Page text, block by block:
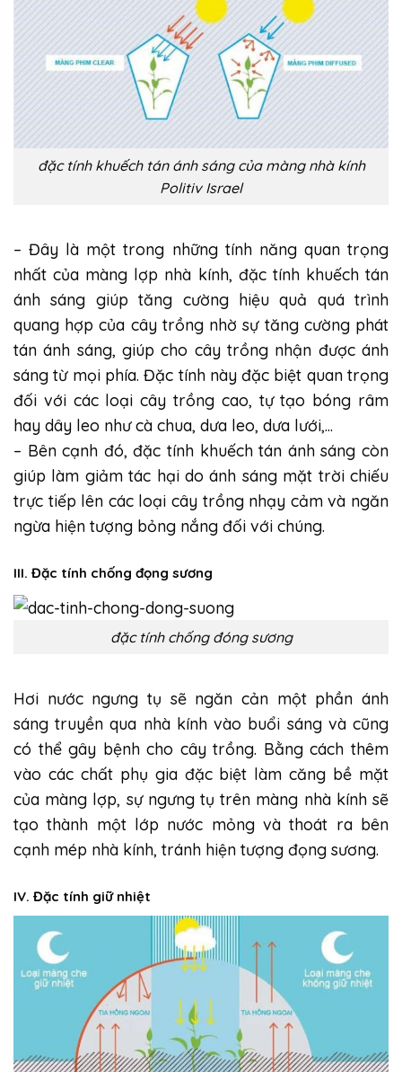
đặc tính khuếch tán ánh sáng của màng nhà kính
Politiv Israel
– Đây là một trong những tính năng quan trọng
nhất của màng lợp nhà kính, đặc tính khuếch tán
ánh sáng giúp tăng cường hiệu quả quá trình
quang hợp của cây trồng nhờ sự tăng cường phát
tán ánh sáng, giúp cho cây trồng nhận được ánh
sáng từ mọi phía. Đặc tính này đặc biệt quan trọng
đối với các loại cây trồng cao, tự tạo bóng râm
hay dây leo như cà chua, dưa leo, dưa lưới,…
– Bên cạnh đó, đặc tính khuếch tán ánh sáng còn
giúp làm giảm tác hại do ánh sáng mặt trời chiếu
trực tiếp lên các loại cây trồng nhạy cảm và ngăn
ngừa hiện tượng bỏng nắng đối với chúng.
III. Đặc tính chống đọng sương
đặc tính chống đóng sương
Hơi nước ngưng tụ sẽ ngăn cản một phần ánh
sáng truyền qua nhà kính vào buổi sáng và cũng
có thể gây bệnh cho cây trồng. Bằng cách thêm
vào các chất phụ gia đặc biệt làm căng bề mặt
của màng lợp, sự ngưng tụ trên màng nhà kính sẽ
tạo thành một lớp nước mỏng và thoát ra bên
cạnh mép nhà kính, tránh hiện tượng đọng sương.
IV. Đặc tính giữ nhiệt